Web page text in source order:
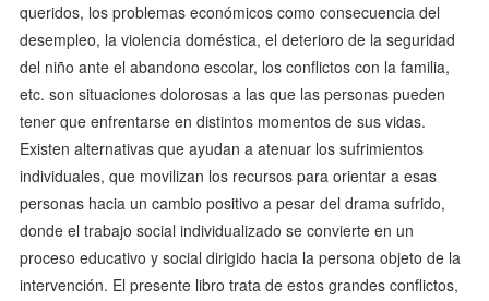
queridos, los problemas económicos como consecuencia del
desempleo, la violencia doméstica, el deterioro de la seguridad
del niño ante el abandono escolar, los conflictos con la familia,
etc. son situaciones dolorosas a las que las personas pueden
tener que enfrentarse en distintos momentos de sus vidas.
Existen alternativas que ayudan a atenuar los sufrimientos
individuales, que movilizan los recursos para orientar a esas
personas hacia un cambio positivo a pesar del drama sufrido,
donde el trabajo social individualizado se convierte en un
proceso educativo y social dirigido hacia la persona objeto de la
intervención. El presente libro trata de estos grandes conflictos,